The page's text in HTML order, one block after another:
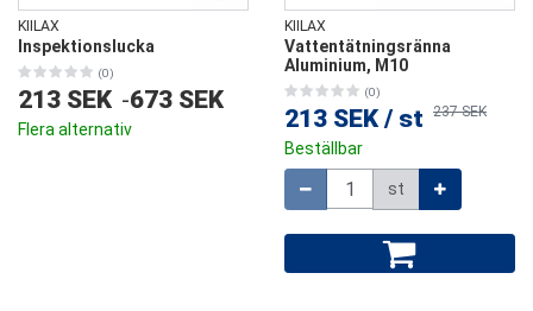
KIILAX
Inspektionslucka
(0)
213 SEK -673 SEK
Flera alternativ
KIILAX
Vattentätningsränna
Aluminium, M10
(0)
213 SEK / st 237 SEK
Beställbar
st